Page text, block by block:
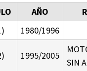
AÑO
1980/1996
1995/2005
SIN